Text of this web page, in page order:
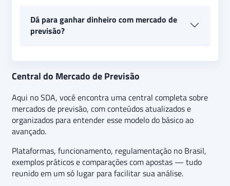
probabilidade de um evento acontecer.
autorizou a criação de produtos desse tipo pela
B3, mas o setor ainda passa por estruturação no
Dá para ganhar dinheiro com mercado de
previsão?
Isso depende da capacidade de analisar cenários
e identificar probabilidades mal precificadas.
Assim como em apostas ou investimentos, há
riscos envolvidos.
Central do Mercado de Previsão
Aqui no SDA, você encontra uma central completa sobre
mercados de previsão, com conteúdos atualizados e
organizados para entender esse modelo do básico ao
avançado.
Plataformas, funcionamento, regulamentação no Brasil,
exemplos práticos e comparações com apostas — tudo
reunido em um só lugar para facilitar sua análise.